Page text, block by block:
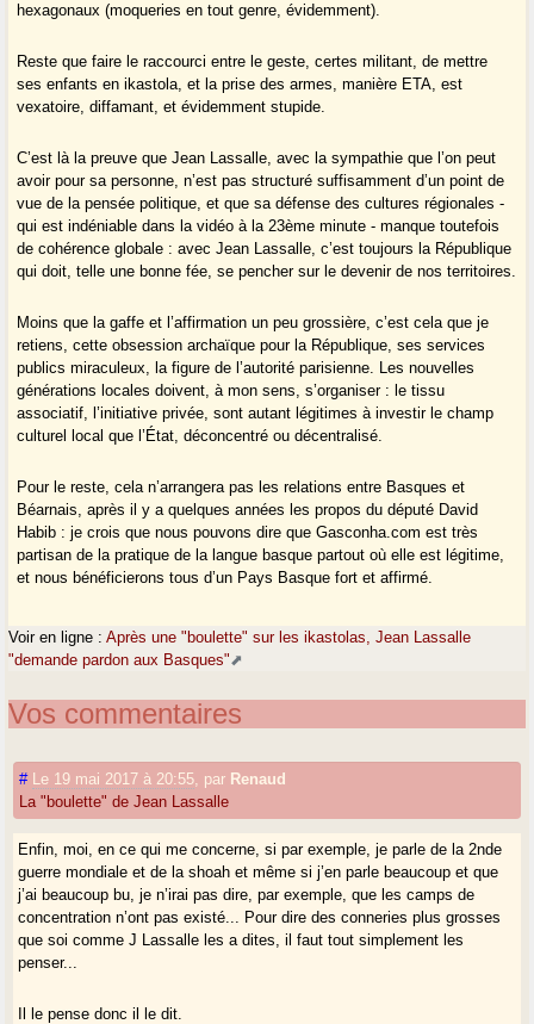
hexagonaux (moqueries en tout genre, évidemment).
Reste que faire le raccourci entre le geste, certes militant, de mettre
ses enfants en ikastola, et la prise des armes, manière ETA, est
vexatoire, diffamant, et évidemment stupide.
C’est là la preuve que Jean Lassalle, avec la sympathie que l’on peut
avoir pour sa personne, n’est pas structuré suffisamment d’un point de
vue de la pensée politique, et que sa défense des cultures régionales -
qui est indéniable dans la vidéo à la 23ème minute - manque toutefois
de cohérence globale : avec Jean Lassalle, c’est toujours la République
qui doit, telle une bonne fée, se pencher sur le devenir de nos territoires.
Moins que la gaffe et l’affirmation un peu grossière, c’est cela que je
retiens, cette obsession archaïque pour la République, ses services
publics miraculeux, la figure de l’autorité parisienne. Les nouvelles
générations locales doivent, à mon sens, s’organiser : le tissu
associatif, l’initiative privée, sont autant légitimes à investir le champ
culturel local que l’État, déconcentré ou décentralisé.
Pour le reste, cela n’arrangera pas les relations entre Basques et
Béarnais, après il y a quelques années les propos du député David
Habib : je crois que nous pouvons dire que Gasconha.com est très
partisan de la pratique de la langue basque partout où elle est légitime,
et nous bénéficierons tous d’un Pays Basque fort et affirmé.
Voir en ligne :Après une "boulette" sur les ikastolas, Jean Lassalle
"demande pardon aux Basques"
Vos commentaires
# Le 19 mai 2017 à 20:55 par Renaud
La "boulette" de Jean Lassalle
Enfin, moi, en ce qui me concerne, si par exemple, je parle de la 2nde
guerre mondiale et de la shoah et même si j’en parle beaucoup et que
j’ai beaucoup bu, je n’irai pas dire, par exemple, que les camps de
concentration n’ont pas existé... Pour dire des conneries plus grosses
que soi comme J Lassalle les a dites, il faut tout simplement les
penser...
Il le pense donc il le dit.